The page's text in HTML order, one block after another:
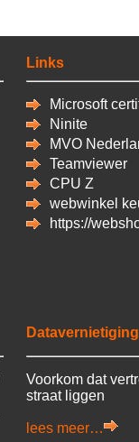
Links
Microsoft
Ninite
MVO
Teamviewer
CPUZ
webwinkel
https://
Datavernietiging
Voorkom dat
straat liggen
lees meer…